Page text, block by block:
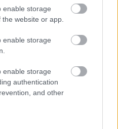
enable storage
website or app.
enable storage
enable storage
authentication
and other
transportu?” Ģimene
gribēja pavizināties ar
cena lika pārdomāt